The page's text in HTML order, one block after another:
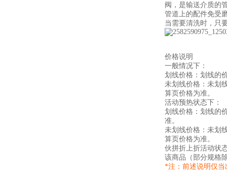
阀，是输送介质的
管道上的配件免受
当需要清洗时，只
价格说明
一般情况下：
划线价格：划线的
未划线价格：未划
算页价格为准。
活动预热状态下：
划线价格：划线的
准。
未划线价格：未划
算页价格为准。
伙拼折上折活动状
该商品（部分规格
*注：前述说明仅当